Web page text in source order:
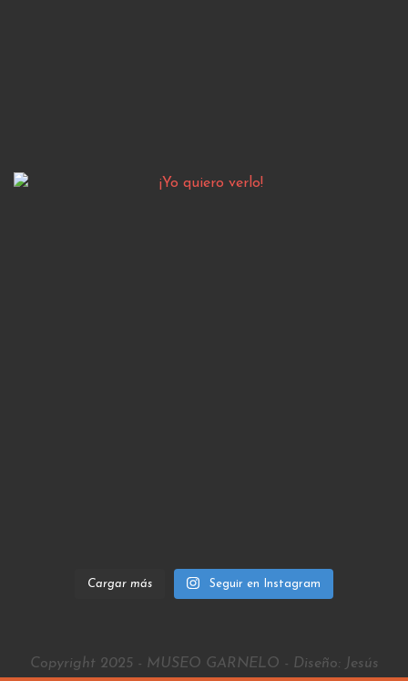
Cargar más Seguir en Instagram
Copyright 2025 - MUSEO GARNELO - Diseño: Jesús